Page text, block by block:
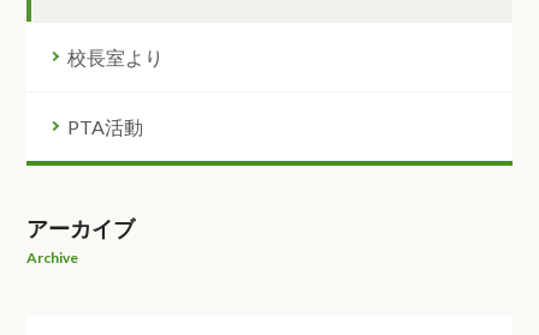
校長室より
PTA活動
アーカイブ
Archive